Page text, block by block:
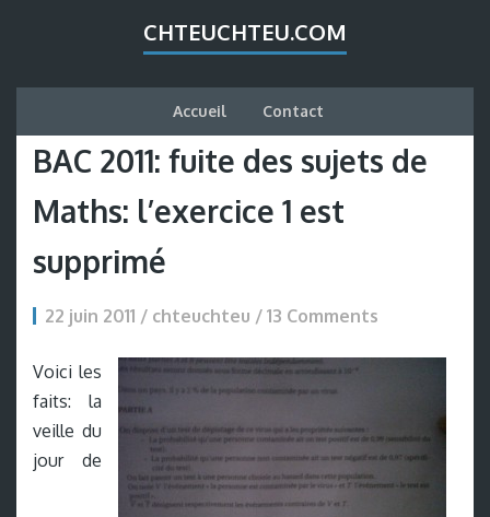
CHTEUCHTEU.COM
Accueil Contact
BAC 2011: fuite des sujets de
Maths: l’exercice 1 est
supprimé
22 juin 2011 / chteuchteu / 13 Comments
Voici les
faits: la
veille du
jour de